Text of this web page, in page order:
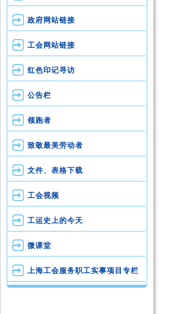
政府网站链接
工会网站链接
红色印记寻访
公告栏
领跑者
致敬最美劳动者
文件、表格下载
工会视频
工运史上的今天
微课堂
上海工会服务职工实事项目专栏